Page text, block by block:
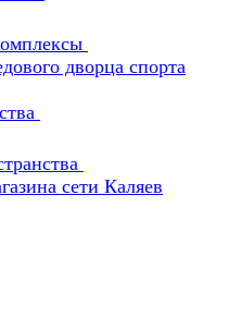
дворца спорта
сети Каляев